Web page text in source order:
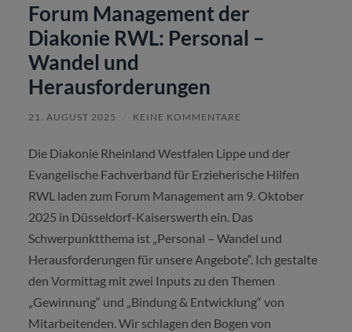
Forum Management der
Diakonie RWL: Personal –
Wandel und
Herausforderungen
21. AUGUST 2025 KEINE KOMMENTARE
Die Diakonie Rheinland Westfalen Lippe und der
Evangelische Fachverband für Erzieherische Hilfen
RWL laden zum Forum Management am 9. Oktober
2025 in Düsseldorf-Kaiserswerth ein. Das
Schwerpunktthema ist „Personal – Wandel und
Herausforderungen für unsere Angebote“. Ich gestalte
den Vormittag mit zwei Inputs zu den Themen
„Gewinnung“ und „Bindung & Entwicklung“ von
Mitarbeitenden. Wir schlagen den Bogen von